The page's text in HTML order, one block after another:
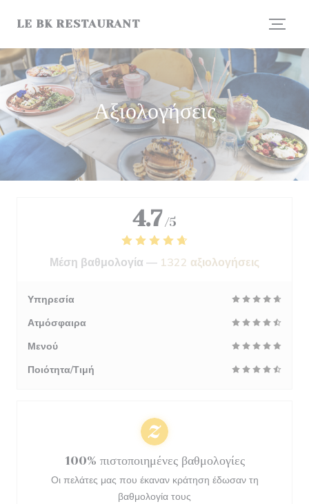
LE BK RESTAURANT
Αξιολογήσεις
4.7 /5
Μέση βαθμολογία — 1322 αξιολογήσεις
Υπηρεσία
Ατμόσφαιρα
Μενού
Ποιότητα/Τιμή
100% πιστοποιημένες βαθμολογίες
Οι πελάτες μας που έκαναν κράτηση έδωσαν τη
βαθμολογία τους